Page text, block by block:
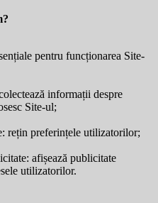
pentru funcționarea Site-
informații despre
Site-ul;
rețin preferințele utilizatorilor;
afișează publicitate
utilizatorilor.